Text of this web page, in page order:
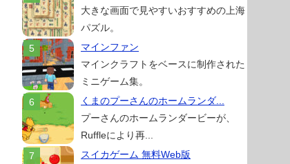
大きな画面で見やすいおすすめの上海
パズル。
マインファン
マインクラフトをベースに制作された
ミニゲーム集。
くまのプーさんのホームランダ...
プーさんのホームランダービーが、
Ruffleにより再...
スイカゲーム 無料Web版